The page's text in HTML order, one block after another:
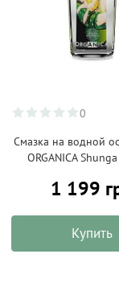
0
Смазка на водной
ORGANICA
1 199
Купить